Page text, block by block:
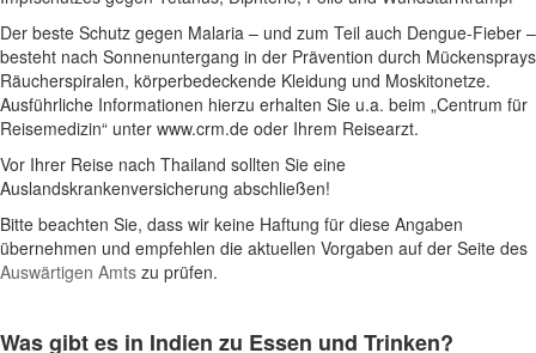
Der beste Schutz gegen Malaria – und zum Teil auch Dengue-Fieber –
besteht nach Sonnenuntergang in der Prävention durch
Räucherspiralen, körperbedeckende Kleidung und Moskitonetze.
Ausführliche Informationen hierzu erhalten Sie u.a. beim „Centrum für
Reisemedizin“ unter www.crm.de oder Ihrem Reisearzt.
Vor Ihrer Reise nach Thailand sollten Sie eine
Auslandskrankenversicherung abschließen!
Bitte beachten Sie, dass wir keine Haftung für diese Angaben
übernehmen und empfehlen die aktuellen Vorgaben auf der Seite des
Auswärtigen Amts zu prüfen.
Was gibt es in Indien zu Essen und Trinken?